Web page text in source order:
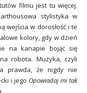
filmu jest tu więcej.
stylistyka w
wejścia w dorosłość i te
kolory, gdy w dzień
na kanapie bojąc się
robota. Muzyka, czyli
prawda, że nigdy nie
i jego Opowiadaj mi tak